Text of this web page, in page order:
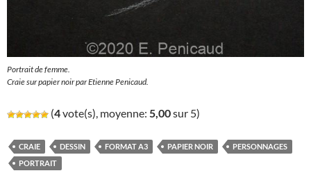
Portrait de femme.
Craie sur papier noir par Etienne Penicaud.
(4vote(s), moyenne: 5,00sur 5)
CRAIE DESSIN FORMAT A3 PAPIER NOIR
PERSONNAGES
PORTRAIT